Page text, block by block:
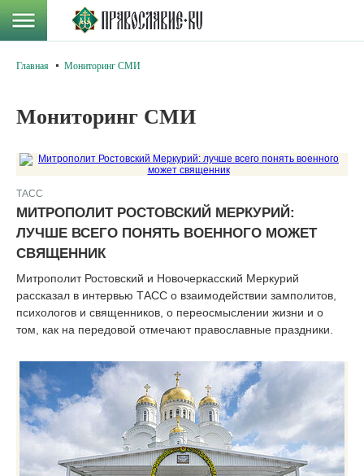
Главная Мониторинг СМИ
Мониторинг СМИ
ТАСС
МИТРОПОЛИТ РОСТОВСКИЙ МЕРКУРИЙ:
ЛУЧШЕ ВСЕГО ПОНЯТЬ ВОЕННОГО МОЖЕТ
СВЯЩЕННИК
Митрополит Ростовский и Новочеркасский Меркурий
рассказал в интервью ТАСС о взаимодействии замполитов,
психологов и священников, о переосмыслении жизни и о
том, как на передовой отмечают православные праздники.